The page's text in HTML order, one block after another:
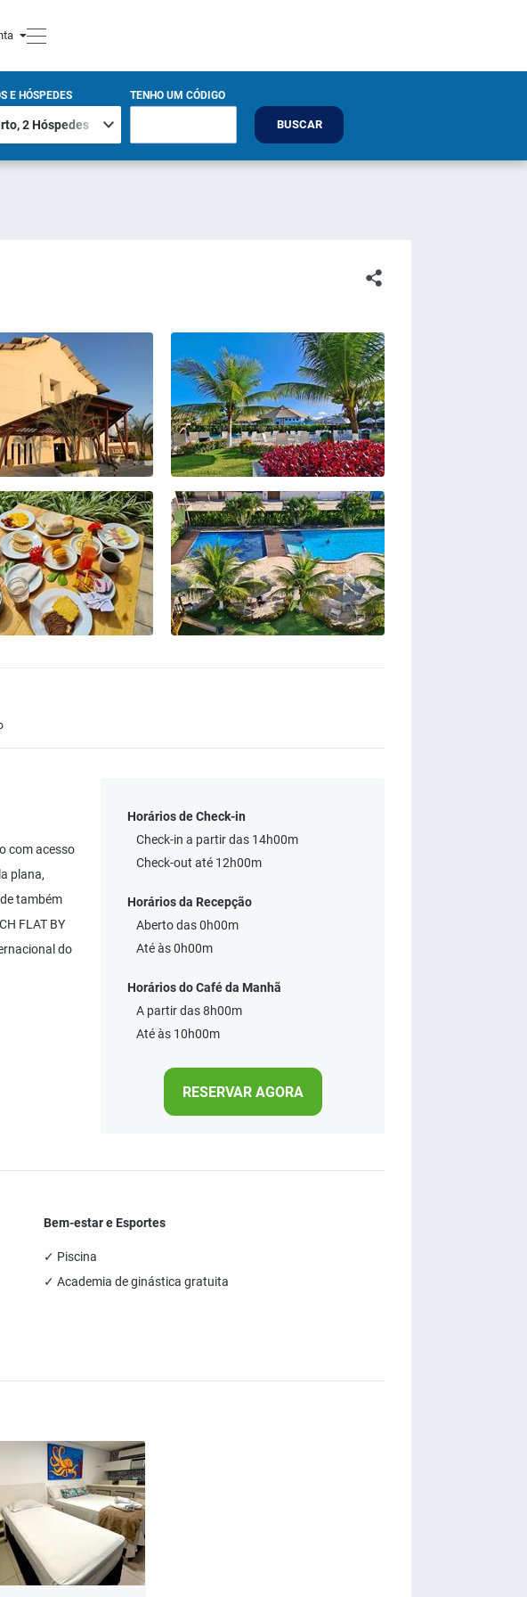
E HÓSPEDES TENHO UM CÓDIGO
BUSCAR
com acesso
plana,
também
FLAT BY
do
Horários de Check-in
Check-in a partir das 14h00m
Check-out até 12h00m
Horários da Recepção
Aberto das 0h00m
Até às 0h00m
Horários do Café da Manhã
A partir das 8h00m
Até às 10h00m
RESERVAR AGORA
Bem-estar e Esportes
✓ Piscina
✓ Academia de ginástica gratuita